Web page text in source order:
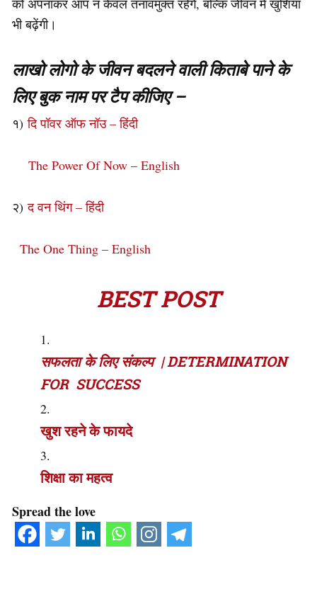
को अपनाकर आप न केवल तनावमुक्त रहेंगे, बल्कि जीवन में खुशियां
भी बढ़ेंगी।
लाखो लोगो के जीवन बदलने वाली किताबे पाने के
लिए बुक नाम पर टैप कीजिए –
१)दि पॉवर ऑफ नॉउ – हिंदी
The Power Of Now – English
२)द वन थिंग – हिंदी
The One Thing – English
BEST POST
सफलता के लिए संकल्प | DETERMINATION
FOR SUCCESS
खुश रहने के फायदे
शिक्षा का महत्व
Spread the love